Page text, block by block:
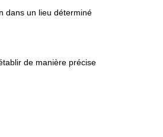
dans un lieu déterminé
de manière précise